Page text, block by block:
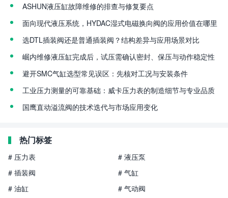
ASHUN液压缸故障维修的排查与修复要点
面向现代液压系统，HYDAC湿式电磁换向阀的应用价值在哪里
选DTL插装阀还是普通插装阀？结构差异与应用场景对比
崛内维修液压缸完成后，试压需确认密封、保压与动作稳定性
避开SMC气缸选型常见误区：先核对工况与安装条件
工业压力测量的可靠基础：威卡压力表的制造细节与专业品质
国鹰直动溢流阀的技术迭代与市场应用变化
热门标签
# 压力表
# 液压泵
# 插装阀
# 气缸
# 油缸
# 气动阀